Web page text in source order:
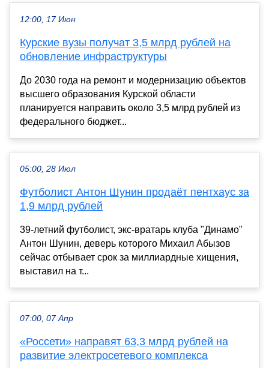
12:00, 17 Июн
Курские вузы получат 3,5 млрд рублей на
обновление инфраструктуры
До 2030 года на ремонт и модернизацию объектов
высшего образования Курской области
планируется направить около 3,5 млрд рублей из
федерального бюджет...
05:00, 28 Июл
Футболист Антон Шунин продаёт пентхаус за
1,9 млрд рублей
39-летний футболист, экс-вратарь клуба "Динамо"
Антон Шунин, деверь которого Михаил Абызов
сейчас отбывает срок за миллиардные хищения,
выставил на т...
07:00, 07 Апр
«Россети» направят 63,3 млрд рублей на
развитие электросетевого комплекса